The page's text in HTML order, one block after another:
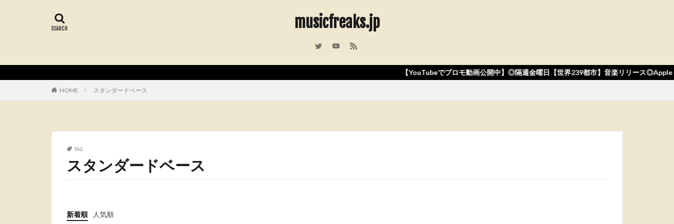
musicfreaks.jp
【YouTubeでプロモ動画公開中】◎隔週金曜日【世界239都市】音楽リリース◎Apple
HOME スタンダードベース
TAG
スタンダードベース
新着順 人気順